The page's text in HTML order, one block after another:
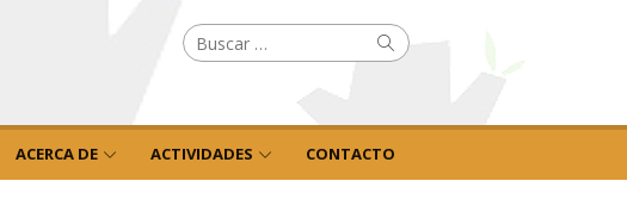
Buscar
por: Buscar
ACERCA DE ACTIVIDADES CONTACTO